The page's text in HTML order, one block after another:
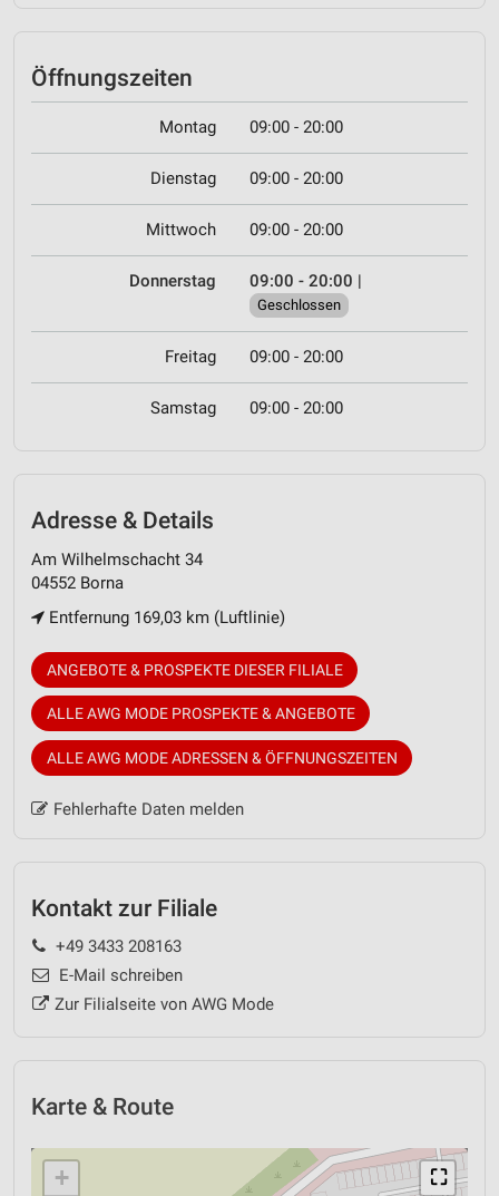
Öffnungszeiten
Montag 09:00 - 20:00
Dienstag 09:00 - 20:00
Mittwoch 09:00 - 20:00
Donnerstag 09:00 - 20:00 |
Geschlossen
Freitag 09:00 - 20:00
Samstag 09:00 - 20:00
Adresse & Details
Am Wilhelmschacht 34
04552 Borna
Entfernung 169,03 km (Luftlinie)
ANGEBOTE & PROSPEKTE DIESER FILIALE
ALLE AWG MODE PROSPEKTE & ANGEBOTE
ALLE AWG MODE ADRESSEN & ÖFFNUNGSZEITEN
Fehlerhafte Daten melden
Kontakt zur Filiale
+49 3433 208163
E-Mail schreiben
Zur Filialseite von AWG Mode
Karte & Route
⛶
+